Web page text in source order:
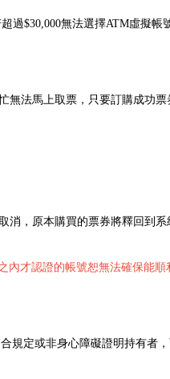
$30,000無法選擇ATM虛擬
法馬上取票，只要訂購成功
，原本購買的票券將釋回到系
內才認證的帳號恕無法確保能順
定或非身心障礙證明持有者